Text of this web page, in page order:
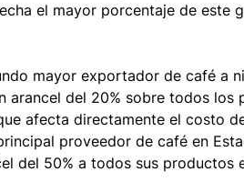
el mayor porcentaje de este
mayor exportador de café a
arancel del 20% sobre todos los
afecta directamente el costo
proveedor de café en
del 50% a todos sus productos